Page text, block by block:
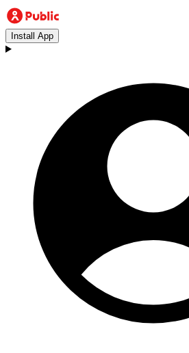
Install App